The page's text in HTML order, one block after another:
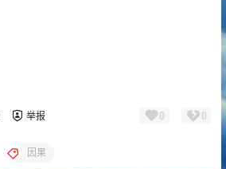
举报 0 0
因果